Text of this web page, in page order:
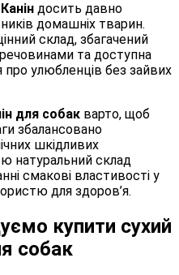
досить давно
домашніх тварин.
склад, збагачений
та доступна
про улюбленців без зайвих
для собак варто, щоб
збалансовано
шкідливих
натуральний склад
смакові властивості у
для здоров’я.
купити сухий
собак